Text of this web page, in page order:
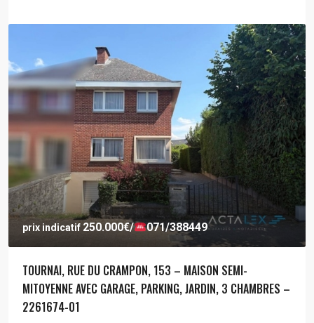
prix indicatif 250.000€/ 071/388449
TOURNAI, RUE DU CRAMPON, 153 – MAISON SEMI-
MITOYENNE AVEC GARAGE, PARKING, JARDIN, 3 CHAMBRES –
2261674-01